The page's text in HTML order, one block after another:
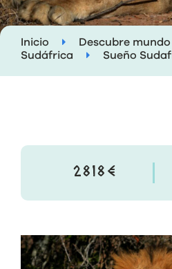
Inicio Descubre mundo
Sudáfrica
Sueño
2818€